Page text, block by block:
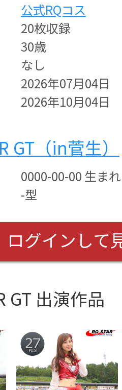
公式RQコス
20枚収録
30歳
なし
2026年07月04日
2026年10月04日
GT（in菅生）
0000-00-00 生まれ
-型
ログインして
GT 出演作品